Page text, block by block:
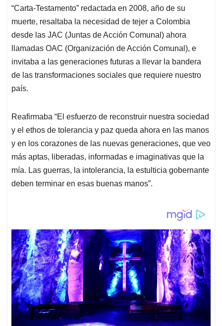
“Carta-Testamento” redactada en 2008, año de su
muerte, resaltaba la necesidad de tejer a Colombia
desde las JAC (Juntas de Acción Comunal) ahora
llamadas OAC (Organización de Acción Comunal), e
invitaba a las generaciones futuras a llevar la bandera
de las transformaciones sociales que requiere nuestro
país.
Reafirmaba “El esfuerzo de reconstruir nuestra sociedad
y el ethos de tolerancia y paz queda ahora en las manos
y en los corazones de las nuevas generaciones, que veo
más aptas, liberadas, informadas e imaginativas que la
mía. Las guerras, la intolerancia, la estulticia gobernante
deben terminar en esas buenas manos”.